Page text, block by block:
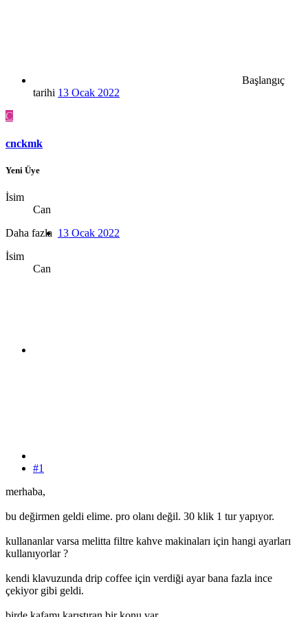
Başlangıç
tarihi 13 Ocak 2022
C
cnckmk
Yeni Üye
İsim
Can
Daha fazla
İsim
Can
13 Ocak 2022
#1
merhaba,
bu değirmen geldi elime. pro olanı değil. 30 klik 1 tur yapıyor.
kullananlar varsa melitta filtre kahve makinaları için hangi ayarları
kullanıyorlar ?
kendi klavuzunda drip coffee için verdiği ayar bana fazla ince
çekiyor gibi geldi.